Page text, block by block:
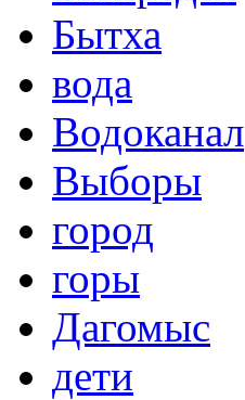
Бытха
вода
Водоканал
Выборы
город
горы
Дагомыс
дети